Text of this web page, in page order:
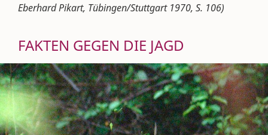
Eberhard Pikart, Tübingen/Stuttgart 1970, S. 106)
FAKTEN GEGEN DIE JAGD